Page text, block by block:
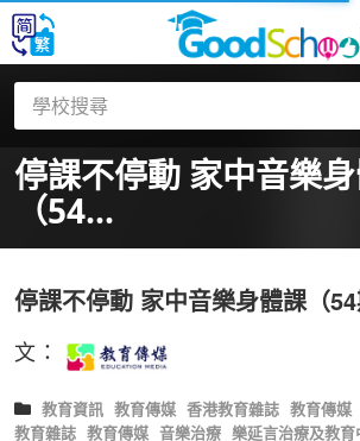
停課不停動 家中音樂
（54...
停課不停動 家中音樂身體課（54
文：
教育資訊 教育傳媒 香港教育雜誌 教育傳媒
教育雜誌 教育傳媒 音樂治療 樂延言治療及教育